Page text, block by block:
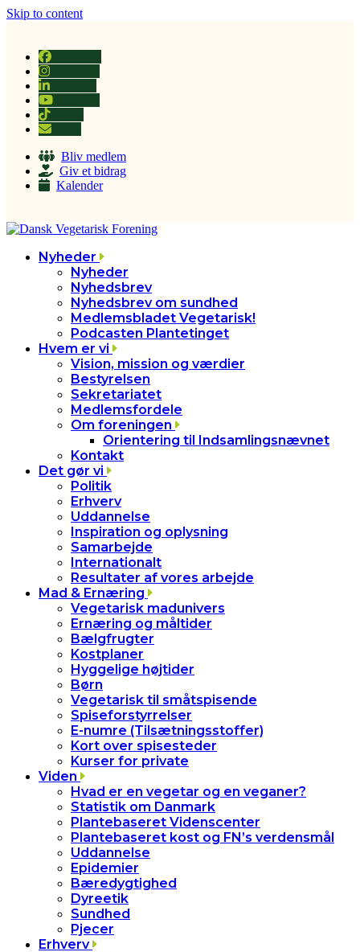
Skip to content
Tiktok
Bliv medlem
Giv et bidrag
Kalender
Nyheder
Nyheder
Nyhedsbrev
Nyhedsbrev om sundhed
Medlemsbladet Vegetarisk!
Podcasten Plantetinget
Hvem er vi
Vision, mission og værdier
Bestyrelsen
Sekretariatet
Medlemsfordele
Om foreningen
Orientering til Indsamlingsnævnet
Kontakt
Det gør vi
Politik
Erhverv
Uddannelse
Inspiration og oplysning
Samarbejde
Internationalt
Resultater af vores arbejde
Mad & Ernæring
Vegetarisk madunivers
Ernæring og måltider
Bælgfrugter
Kostplaner
Hyggelige højtider
Børn
Vegetarisk til småtspisende
Spiseforstyrrelser
E-numre (Tilsætningsstoffer)
Kort over spisesteder
Kurser for private
Viden
Hvad er en vegetar og en veganer?
Statistik om Danmark
Plantebaseret Videnscenter
Plantebaseret kost og FN’s verdensmål
Uddannelse
Epidemier
Bæredygtighed
Dyreetik
Sundhed
Pjecer
Erhverv